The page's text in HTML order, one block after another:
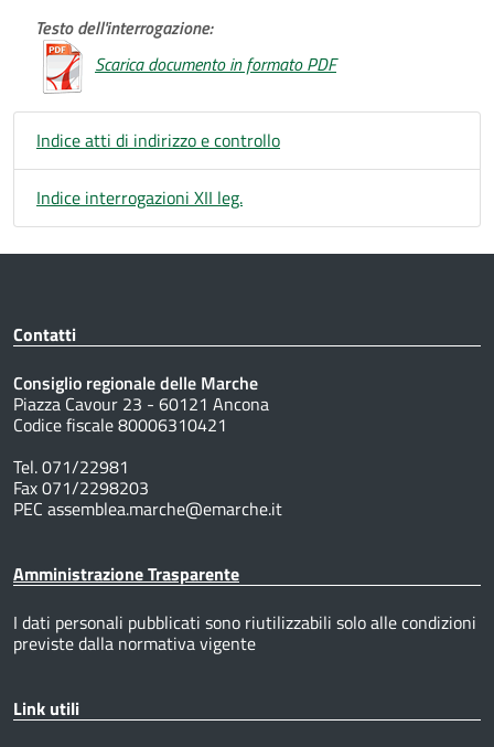
Testo dell'interrogazione:
Scarica documento in formato PDF
Indice atti di indirizzo e controllo
Indice interrogazioni XII leg.
Contatti
Consiglio regionale delle Marche
Piazza Cavour 23 - 60121 Ancona
Codice fiscale 80006310421
Tel. 071/22981
Fax 071/2298203
PEC assemblea.marche@emarche.it
Amministrazione Trasparente
I dati personali pubblicati sono riutilizzabili solo alle condizioni
previste dalla normativa vigente
Link utili